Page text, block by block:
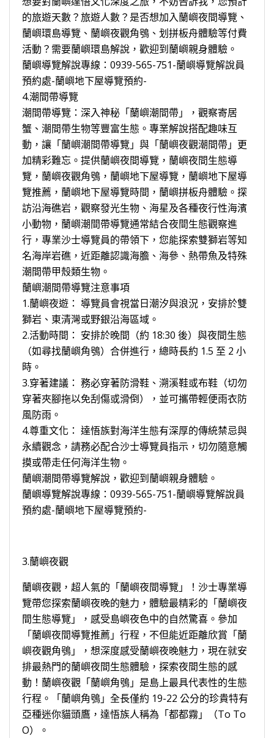
的旅遊天數？旅遊人數？是否想加入蘭嶼夜間導覽、
蘭嶼環島導覽、蘭嶼夜觀角鴞、划拼板舟體驗等付費
活動？需要蘭嶼環島解說，歡迎到蘭嶼親身體驗。
蘭嶼導覽解說專線：0939-565-751-蘭嶼導覽解說員
預約處-蘭嶼地下屋導覽預約-
4.潮間帶導覽
潮間帶導覽：深入神秘「蘭嶼潮間帶」，觀察寄居
蟹、潮間帶生物等豐富生態。專業解說搭配趣味互
動，讓「蘭嶼潮間帶導覽」與「蘭嶼夜觀潮間帶」更
加精彩難忘。提供蘭嶼夜間導覽，蘭嶼夜間生態導
覽，蘭嶼夜觀角鴞，蘭嶼地下屋導覽，蘭嶼地下屋導
覽推薦，蘭嶼地下屋導覽時間，蘭嶼拼板舟體驗。探
訪沿海礁岩，觀察發光生物、海星及各種夜行性海濱
小動物，蘭嶼潮間帶導覽通常結合夜間生態觀察進
行，專業沙士導覽員的帶領下，您能探索雙獅岩等知
名海岸岩礁，近距離認識海膽、海參、熱帶魚及特殊
潮間帶甲殼類生物。
蘭嶼潮間帶導覽注意事項
1.蘭嶼夜遊： 導覽員會視當日潮汐與浪況，安排於雙
獅岩、東清灣或野銀沿海區域。
2.活動時間： 安排於晚間（約 18:30 後）與夜間生態
（如尋找蘭嶼角鴞）合併進行，總時長約 1.5 至 2 小
時。
3.穿著建議： 務必穿著防滑鞋、溯溪鞋或布鞋（切勿
穿著夾腳拖以免刮傷或滑倒），並可攜帶輕便雨衣防
風防雨。
4.尊重文化： 達悟族對海洋生態有深厚的傳統禁忌與
永續觀念，請務必配合沙士導覽員指示，切勿隨意觸
摸或帶走任何海洋生物。
蘭嶼潮間帶導覽解說，歡迎到蘭嶼親身體驗。
蘭嶼導覽解說專線：0939-565-751-蘭嶼導覽解說員
預約處-蘭嶼地下屋導覽預約-
3.蘭嶼夜觀
蘭嶼夜觀，超人氣的「蘭嶼夜間導覽」！沙士專業導
覽帶您探索蘭嶼夜晚的魅力，體驗最精彩的「蘭嶼夜
間生態導覽」，感受島嶼夜色中的自然驚喜。參加
「蘭嶼夜間導覽推薦」行程，不但能近距離欣賞「蘭
嶼夜觀角鴞」，想深度感受蘭嶼夜晚魅力，現在就安
排最熱門的蘭嶼夜間生態體驗，探索夜間生態的感
動！蘭嶼夜觀「蘭嶼角鴞」是島上最具代表性的生態
行程。「蘭嶼角鴞」全長僅約 19-22 公分的珍貴特有
亞種迷你貓頭鷹，達悟族人稱為「都都霧」（To To
O）。